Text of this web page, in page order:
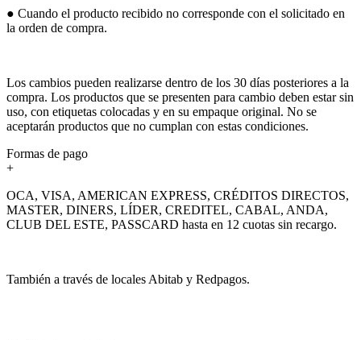
● Cuando el producto recibido no corresponde con el solicitado en
la orden de compra.
Los cambios pueden realizarse dentro de los 30 días posteriores a la
compra. Los productos que se presenten para cambio deben estar sin
uso, con etiquetas colocadas y en su empaque original. No se
aceptarán productos que no cumplan con estas condiciones.
Formas de pago
+
OCA, VISA, AMERICAN EXPRESS, CRÉDITOS DIRECTOS,
MASTER, DINERS, LÍDER, CREDITEL, CABAL, ANDA,
CLUB DEL ESTE, PASSCARD hasta en 12 cuotas sin recargo.
También a través de locales Abitab y Redpagos.